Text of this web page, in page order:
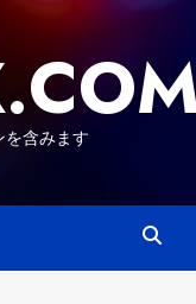
を含みます